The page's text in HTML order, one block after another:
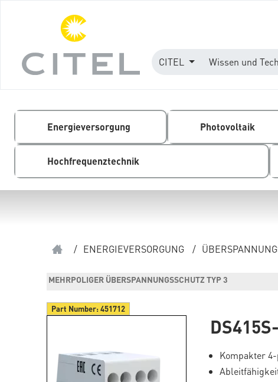
CITEL Wissen und
Energieversorgung Photovoltaik
Hochfrequenztechnik
/ ENERGIEVERSORGUNG /
MEHRPOLIGER ÜBERSPANNUNGSSCHUTZ TYP 3
Part Number:451712
Kompakter